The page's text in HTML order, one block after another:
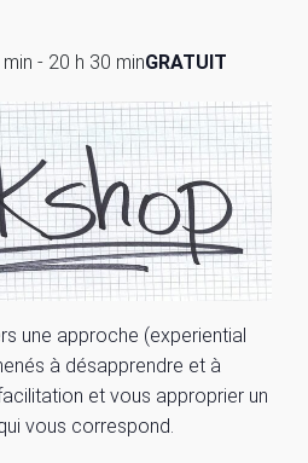
- 20 h 30 minGRATUIT
une approche (experiential
à désapprendre et à
et vous approprier un
vous correspond.